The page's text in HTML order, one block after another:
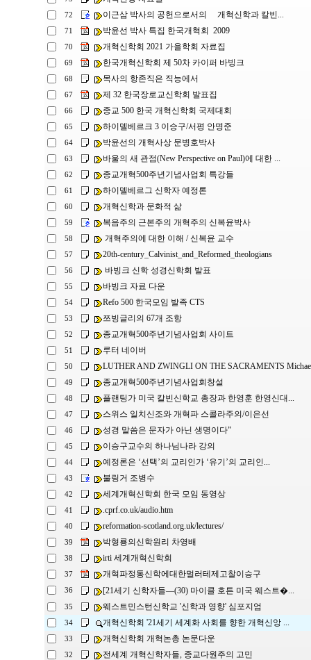
72 이근삼 박사의 공헌으로서의 개혁신학과 칼빈...
71 박윤선 박사 특집 한국개혁회 2009
70 개혁신학회 2021 가을학회 자료집
69 한국개혁신학회 제 50차 카이퍼 바빙크
68 목사의 항존직은 직능에서
67 제 32 한국장로교신학회 발표집
66 종교 500 한국 개혁신학회 국제대회
65 하이델베르크 3 이승구/서평 안명준
64 박윤선의 개혁사상 문병호박사
63 바울의 새 관점(New Perspective on Paul)에 대한 ...
62 종교개혁500주년기념사업회 특강들
61 하이델베르그 신학자 예정론
60 개혁신학과 문화적 삶
59 복음주의 근본주의 개혁주의 신복윤박사
58 개혁주의에 대한 이해 / 신복윤 교수
57 20th-century_Calvinist_and_Reformed_theologians
56 바빙크 신학 성경신학회 발표
55 바빙크 자료 다운
54 Refo 500 한국모임 발족 CTS
53 쯔빙글리의 67개 조항
52 종교개혁500주년기념사업회 사이트
51 루터 네이버
50 LUTHER AND ZWINGLI ON THE SACRAMENTS
49 종교개혁500주년기념사업회창설
48 플랜팅가 미국 칼빈신학교 총장과 한영훈 한영신대...
47 스위스 일치신조와 개혁파 스콜라주의/이은선
46 성경 말씀은 문자가 아닌 생명이다”
45 이승구교수의 하나님나라 강의
44 예정론은 ‘선택’의 교리인가 ‘유기’의 교리인...
43 불링거 조병수
42 세계개혁신학회 한국 모임 동영상
41 .cprf.co.uk/audio.htm
40 reformation-scotland.org.uk/lectures/
39 박형룡의신학원리 차영배
38 irti 세계개혁신학회
37 개혁파정통신학에대한멀러테제고찰이승구
36 [21세기 신학자들―(30) 마이클 호튼 미국 웨스트�...
35 웨스트민스턴신학교 '신학과 영향' 심포지엄
34 개혁신학회 '21세기 세계화 사회를 향한 개혁신앙 ...
33 개혁신학회 개혁논총 논문다운
32 전세계 개혁신학자들, 종교다원주의 고민